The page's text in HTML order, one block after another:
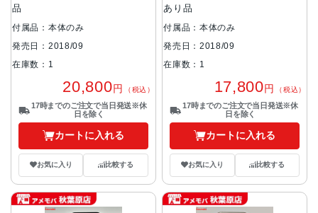
品
付属品：本体のみ
発売日：2018/09
在庫数：1
20,800円 （税込）
17時までのご注文で当日発送※休
日を除く
カートに入れる
お気に入り 比較する
あり品
付属品：本体のみ
発売日：2018/09
在庫数：1
17,800円 （税込）
17時までのご注文で当日発送※休
日を除く
カートに入れる
お気に入り 比較する